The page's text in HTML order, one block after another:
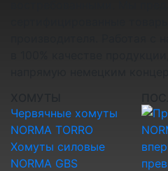
Червячные хомуты
NORMA TORRO
Хомуты силовые
NORMA GBS